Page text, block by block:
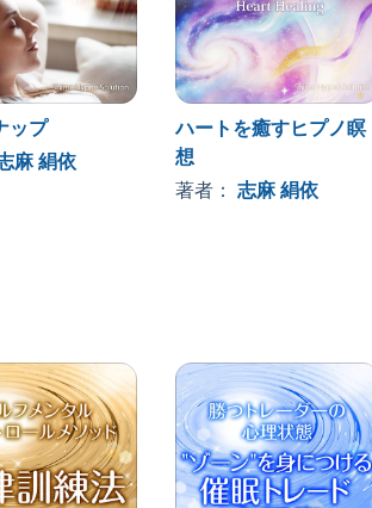
で、理屈で考えるのではなく 暗示でコン
です。 導入される暗示項目-・自分は大勢
ち着いてきて、より伝えたいことを的確
・人に話すこと、伝えることが楽しくて
ップ
麻 絹依
ハートを癒すヒプノ瞑
想
著者： 志麻 絹依